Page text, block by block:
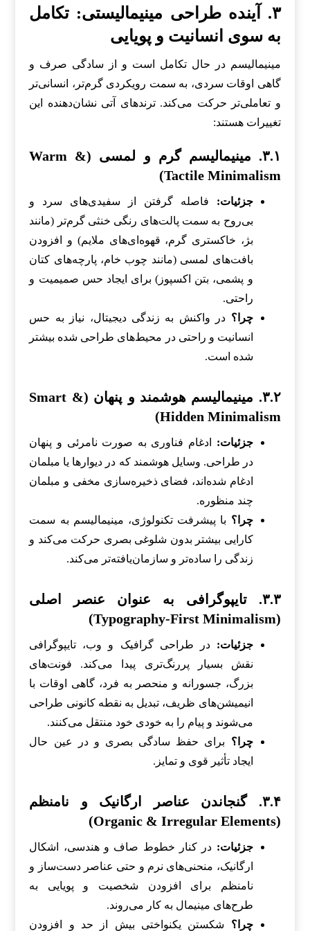
۳. آینده طراحی مینیمالیستی: تکامل
به سوی انسانیت و پویایی
مینیمالیسم در حال تکامل است و از سادگی صرف و
گاهی اوقات سردی، به سمت رویکردی گرم‌تر، انسانی‌تر
و تعاملی‌تر حرکت می‌کند. ترندهای آتی نشان‌دهنده این
تغییرات هستند:
۳.۱. مینیمالیسم گرم و لمسی (Warm &
Tactile Minimalism)
جزئیات: فاصله گرفتن از سفیدی‌های سرد و
بی‌روح به سمت پالت‌های رنگی خنثی گرم‌تر (مانند
بژ، خاکستری گرم، قهوه‌ای‌های ملایم) و افزودن
بافت‌های لمسی (مانند چوب خام، پارچه‌های کتان
و پشمی، بتن اکسپوز) برای ایجاد حس صمیمیت و
راحتی.
چرا؟ در واکنش به زندگی دیجیتال، نیاز به حس
انسانیت و راحتی در محیط‌های طراحی شده بیشتر
شده است.
۳.۲. مینیمالیسم هوشمند و پنهان (Smart &
Hidden Minimalism)
جزئیات: ادغام فناوری به صورت نامرئی و پنهان
در طراحی. وسایل هوشمند که در دیوارها یا مبلمان
ادغام شده‌اند، فضای ذخیره‌سازی مخفی و مبلمان
چند منظوره.
چرا؟ با پیشرفت تکنولوژی، مینیمالیسم به سمت
کارایی بیشتر بدون شلوغی بصری حرکت می‌کند و
زندگی را ساده‌تر و سازمان‌یافته‌تر می‌کند.
۳.۳. تایپوگرافی به عنوان عنصر اصلی
(Typography-First Minimalism)
جزئیات: در طراحی گرافیک و وب، تایپوگرافی
نقش بسیار پررنگ‌تری پیدا می‌کند. فونت‌های
بزرگ، جسورانه و منحصر به فرد، گاهی اوقات با
انیمیشن‌های ظریف، تبدیل به نقطه کانونی طراحی
می‌شوند و پیام را به خودی خود منتقل می‌کنند.
چرا؟ برای حفظ سادگی بصری و در عین حال
ایجاد تأثیر قوی و تمایز.
۳.۴. گنجاندن عناصر ارگانیک و نامنظم
(Organic & Irregular Elements)
جزئیات: در کنار خطوط صاف و هندسی، اشکال
ارگانیک، منحنی‌های نرم و حتی عناصر دست‌ساز و
نامنظم برای افزودن شخصیت و پویایی به
طرح‌های مینیمال به کار می‌روند.
چرا؟ شکستن یکنواختی بیش از حد و افزودن